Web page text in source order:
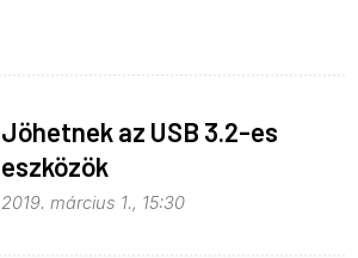
Jöhetnek az USB 3.2-es
eszközök
2019. március 1., 15:30